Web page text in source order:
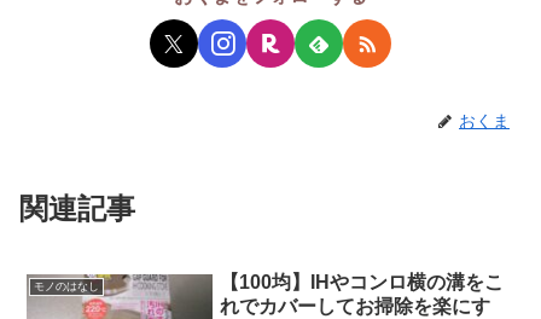
おくま
関連記事
モノのはなし
【100均】IHやコンロ横の溝をこ
れでカバーしてお掃除を楽にす